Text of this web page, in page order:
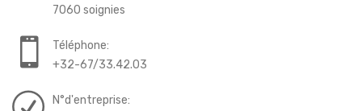
7060 soignies
Téléphone:
+32-67/33.42.03
N°d'entreprise: